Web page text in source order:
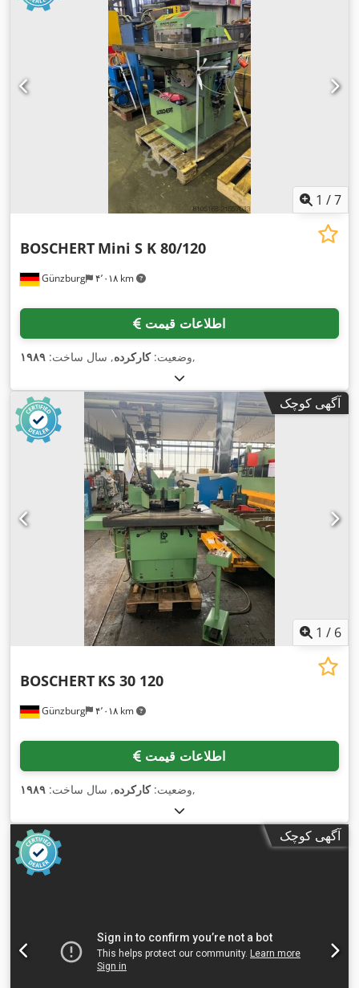
1 /7
Günzburg ۴٬۰۱۸ km
BOSCHERT Mini S K 80/120
اطلاعات قیمت
وضعیت:کارکرده, سال ساخت: ۱۹۸۹ ,
آگهی کوچک
1 / 6
Günzburg ۴٬۰۱۸ km
BOSCHERT KS 30 120
اطلاعات قیمت
وضعیت:کارکرده, سال ساخت: ۱۹۸۹ ,
آگهی کوچک